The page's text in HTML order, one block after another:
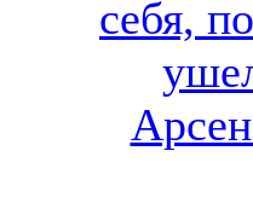
себя,